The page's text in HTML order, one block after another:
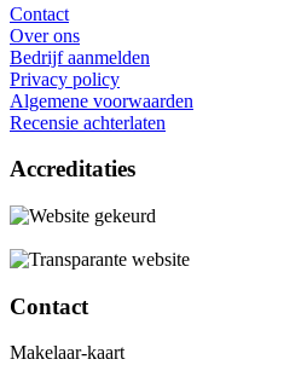
Contact
Over ons
Bedrijf aanmelden
Privacy policy
Algemene voorwaarden
Recensie achterlaten
Accreditaties
Contact
Makelaar-kaart